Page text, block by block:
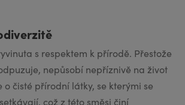
s respektem k přírodě. Přestože
nepůsobí nepříznivě na život
o čisté přírodní látky, se kterými se
což z této směsi činí